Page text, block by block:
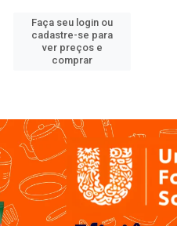
Faça seu login ou
cadastre-se para
ver preços e
comprar